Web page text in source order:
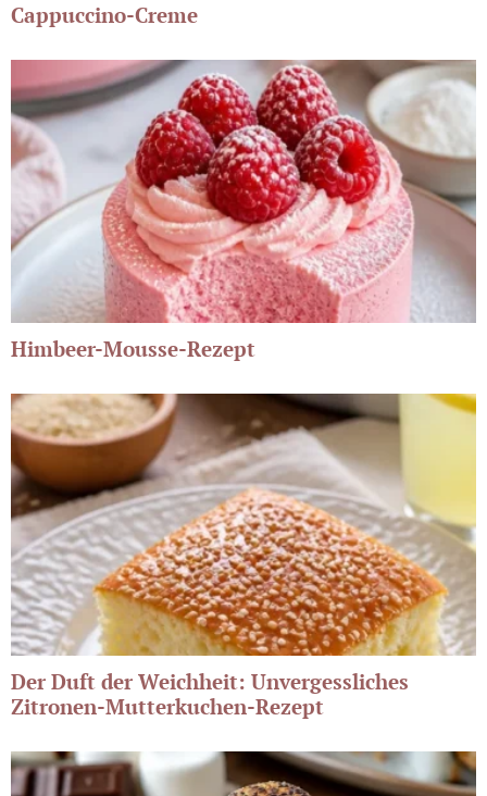
Cappuccino-Creme
Himbeer-Mousse-Rezept
Der Duft der Weichheit: Unvergessliches
Zitronen-Mutterkuchen-Rezept